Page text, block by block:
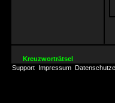
Kreuzworträtsel
Support Impressum